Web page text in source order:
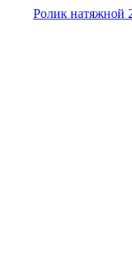
Ролик натяжной